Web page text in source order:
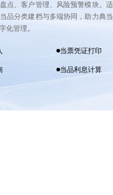
点、客户管理、风险预警模块。
品分类建档与多端协同，助力典
化管理。
当票凭证打印
当品利息计算